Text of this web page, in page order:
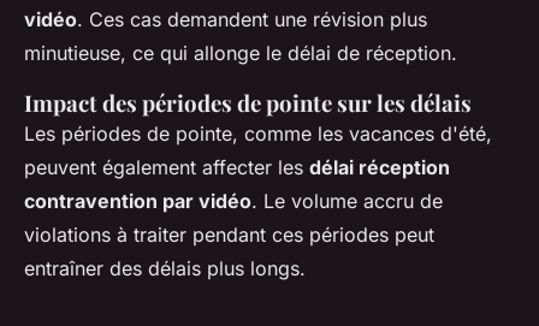
vidéo. Ces cas demandent une révision plus
minutieuse, ce qui allonge le délai de réception.
Impact des périodes de pointe sur les délais
Les périodes de pointe, comme les vacances d'été,
peuvent également affecter les délai réception
contravention par vidéo. Le volume accru de
violations à traiter pendant ces périodes peut
entraîner des délais plus longs.